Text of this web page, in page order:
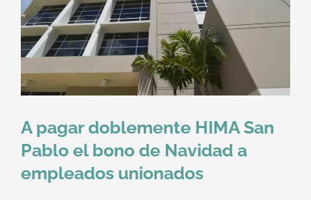
A pagar doblemente HIMA San
Pablo el bono de Navidad a
empleados unionados